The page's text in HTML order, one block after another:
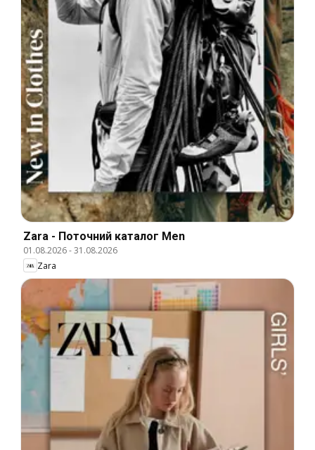
Zara - Поточний каталог Men
01.08.2026-31.08.2026
Zara